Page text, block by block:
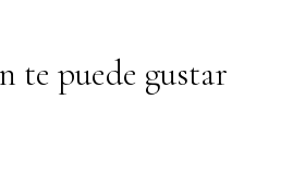
te puede gustar